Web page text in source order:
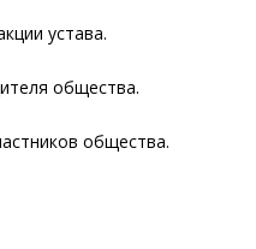
устава.
общества.
общества.